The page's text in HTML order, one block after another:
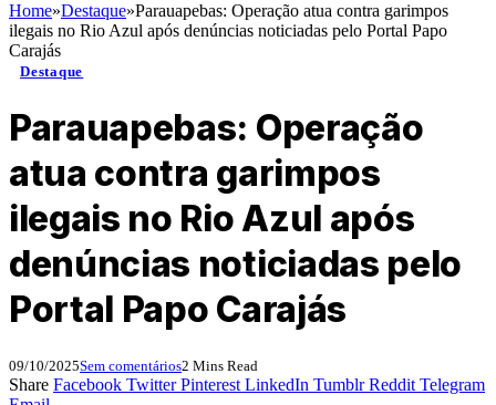
Home»Destaque»Parauapebas: Operação atua contra garimpos
ilegais no Rio Azul após denúncias noticiadas pelo Portal Papo
Carajás
Destaque
Parauapebas: Operação
atua contra garimpos
ilegais no Rio Azul após
denúncias noticiadas pelo
Portal Papo Carajás
09/10/2025Sem comentários2 Mins Read
Share Facebook Twitter Pinterest LinkedIn Tumblr Reddit Telegram